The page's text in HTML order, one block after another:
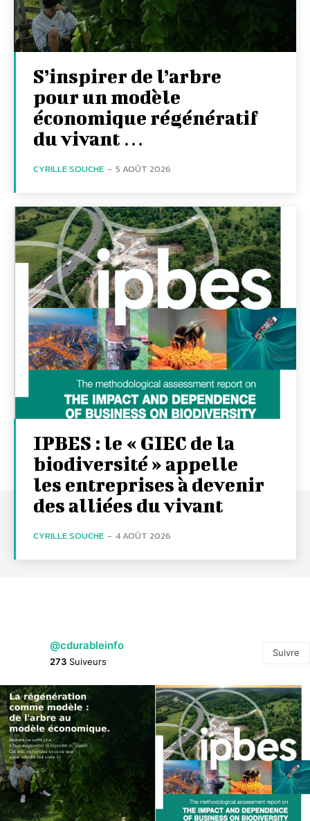
S’inspirer de l’arbre
pour un modèle
économique régénératif
du vivant …
CYRILLE SOUCHE - 5 AOÛT 2026
IPBES : le « GIEC de la
biodiversité » appelle
les entreprises à devenir
des alliées du vivant
CYRILLE SOUCHE - 4 AOÛT 2026
@cdurableinfo
273 Suiveurs
Suivre